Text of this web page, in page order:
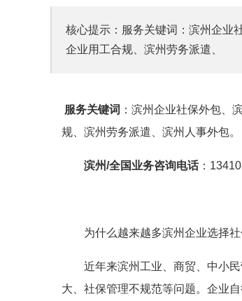
核心提示：服务关键词：滨州企业
企业用工合规、滨州劳务派遣、
服务关键词 ：滨州企业社保外包、
规、滨州劳务派遣、滨州人事外包。
滨州/全国业务咨询电话：
为什么越来越多滨州企业选择
近年来滨州工业、商贸、中小
大、社保管理不规范等问题。企业